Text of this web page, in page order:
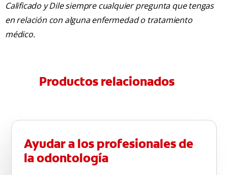
Calificado y Dile siempre cualquier pregunta que tengas
en relación con alguna enfermedad o tratamiento
médico.
Productos relacionados
Ayudar a los profesionales de
la odontología